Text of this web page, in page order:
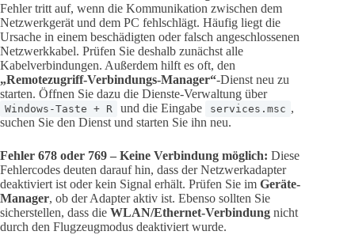
Fehler tritt auf, wenn die Kommunikation zwischen dem
Netzwerkgerät und dem PC fehlschlägt. Häufig liegt die
Ursache in einem beschädigten oder falsch angeschlossenen
Netzwerkkabel. Prüfen Sie deshalb zunächst alle
Kabelverbindungen. Außerdem hilft es oft, den
„Remotezugriff-Verbindungs-Manager“-Dienst neu zu
starten. Öffnen Sie dazu die Dienste-Verwaltung über
Windows-Taste + R und die Eingabe services.msc ,
suchen Sie den Dienst und starten Sie ihn neu.
Fehler 678 oder 769 – Keine Verbindung möglich: Diese
Fehlercodes deuten darauf hin, dass der Netzwerkadapter
deaktiviert ist oder kein Signal erhält. Prüfen Sie im Geräte-
Manager, ob der Adapter aktiv ist. Ebenso sollten Sie
sicherstellen, dass die WLAN/Ethernet-Verbindung nicht
durch den Flugzeugmodus deaktiviert wurde.